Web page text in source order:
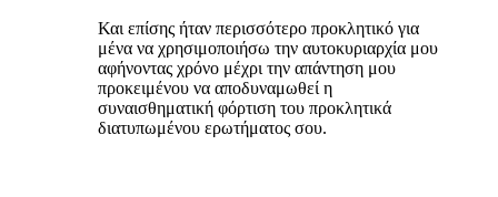
Και επίσης ήταν περισσότερο προκλητικό για
μένα να χρησιμοποιήσω την αυτοκυριαρχία μου
αφήνοντας χρόνο μέχρι την απάντηση μου
προκειμένου να αποδυναμωθεί η
συναισθηματική φόρτιση του προκλητικά
διατυπωμένου ερωτήματος σου.